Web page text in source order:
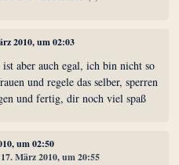
2010, um 02:03
aber auch egal, ich bin nicht so
und regele das selber, sperren
und fertig, dir noch viel spaß
um 02:50
März 2010, um 20:55